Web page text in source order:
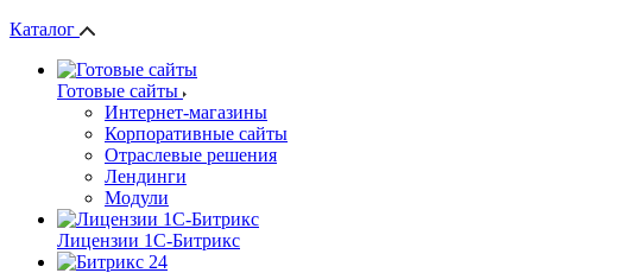
Каталог
Готовые сайты
Интернет-магазины
Корпоративные сайты
Отраслевые решения
Лендинги
Модули
Лицензии 1С-Битрикс